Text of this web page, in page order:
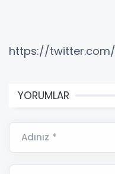
https://twitter.com/
YORUMLAR
Adınız *